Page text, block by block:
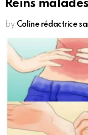
Reins
by Coline rédactrice